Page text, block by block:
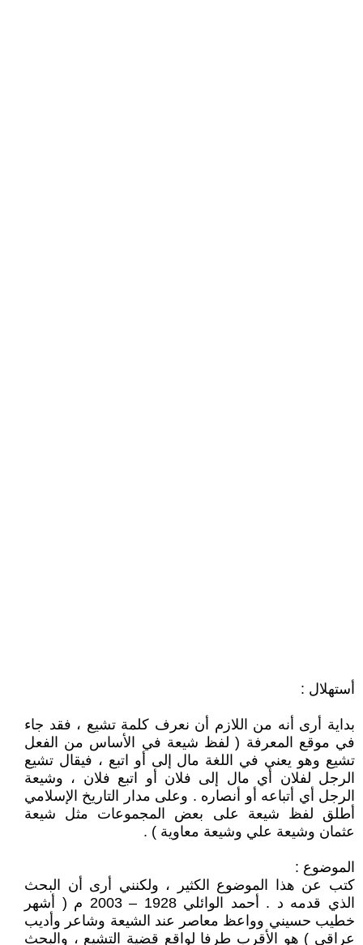
أستهلال :
بداية أرى أنه من اللازم أن نعرف كلمة تشيع ، فقد جاء
في موقع المعرفة ( لفظ شيعة في الأساس من الفعل
تشيع وهو يعني في اللغة مال إلى أو اتبع ، فيقال تشيع
الرجل لفلان أي مال إلى فلان أو اتبع فلان ، وشيعة
الرجل أي أتباعه أو أنصاره . وعلى مدار التاريخ الإسلامي
أطلق لفظ شيعة على بعض المجموعات مثل شيعة
عثمان وشيعة علي وشيعة معاوية ) .
الموضوع :
كتب عن هذا الموضوع الكثير ، ولكنني أرى أن البحث
الذي قدمه د . أحمد الوائلي 1928 – 2003 م ( أشهر
خطيب حسيني وواعظ معاصر عند الشيعة وشاعر وأديب
عراقي ) هو الأقرب طرفا لواقع قضية التشيع ، والبحث